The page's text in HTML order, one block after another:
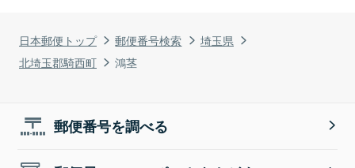
日本郵便トップ 郵便番号検索
埼玉県
北埼玉郡騎西町
鴻茎
郵便番号を調べる